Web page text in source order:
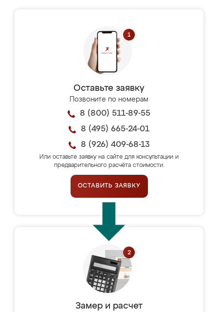
Оставьте заявку
Позвоните по номерам
8 (800) 511-89-55
8 (495) 665-24-01
8 (926) 409-68-13
Или оставьте заявку на сайте для консультации и
предварительного расчёта стоимости.
ОСТАВИТЬ ЗАЯВКУ
Замер и расчет